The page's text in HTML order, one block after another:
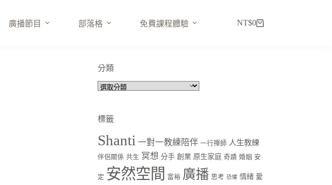
廣播節目 部落格 免費課程體驗 NT$0
分類
分
標籤
Shanti 一對一教練陪伴 一行禪師 人生教練
伴侶關係 共生 冥想 分手 創業 原生家庭 奇蹟 婚姻 安
定 安然空間 富裕 廣播 思考 恐懼 情緒 愛